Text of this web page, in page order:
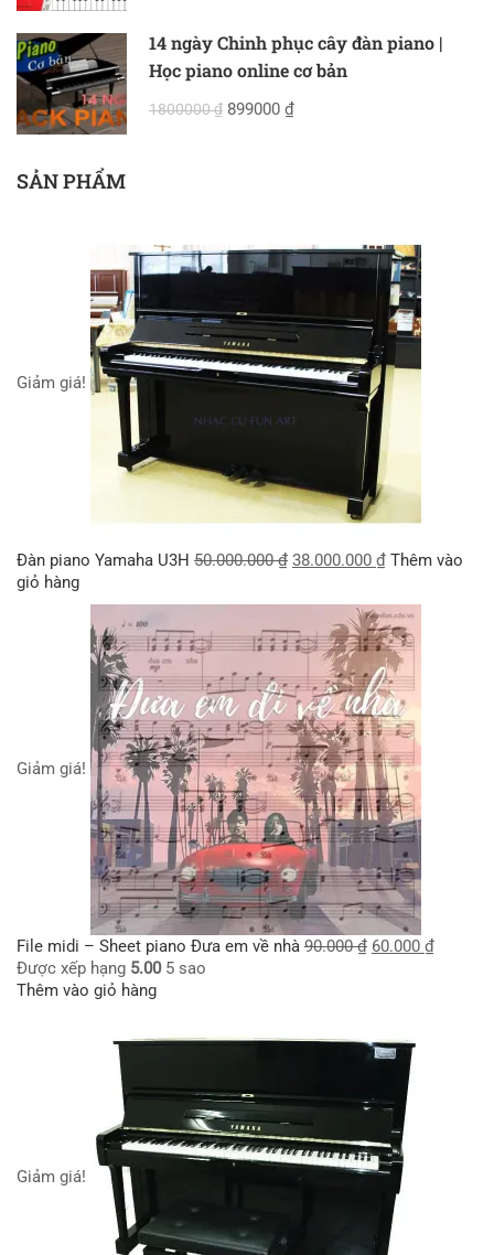
14 ngày Chinh phục cây đàn piano |
Học piano online cơ bản
1800000 ₫ 899000 ₫
SẢN PHẨM
Giảm giá!
Đàn piano Yamaha U3H 50.000.000₫ 38.000.000 ₫ Thêm vào
giỏ hàng
Giảm giá!
File midi – Sheet piano Đưa em về nhà 90.000₫ 60.000 ₫
Được xếp hạng 5.005 sao
Thêm vào giỏ hàng
Giảm giá!